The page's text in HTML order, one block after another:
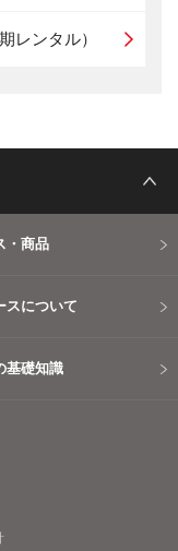
レンタル）
・商品
スについて
基礎知識